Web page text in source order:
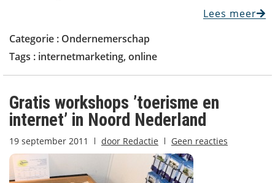
Lees meer
Categorie : Ondernemerschap
Tags : internetmarketing, online
Gratis workshops ’toerisme en
internet’ in Noord Nederland
19 september 2011 door Redactie Geen reacties